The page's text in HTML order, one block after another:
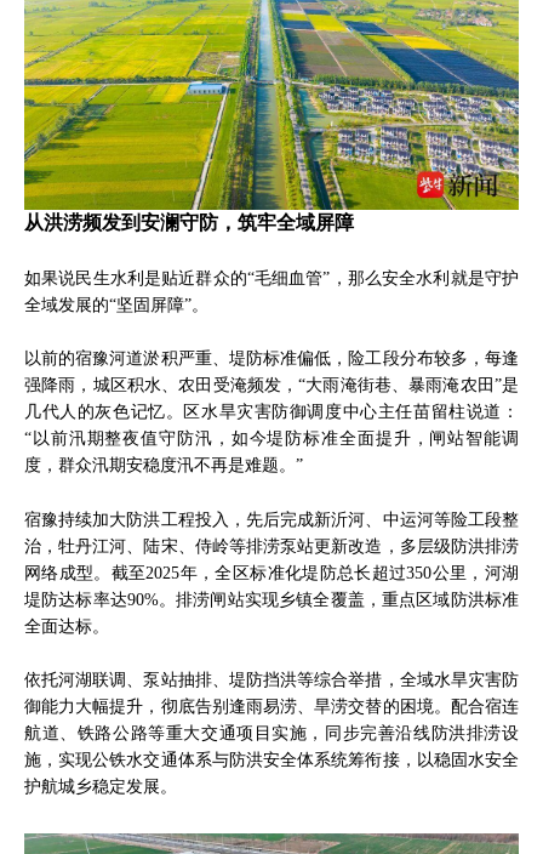
从洪涝频发到安澜守防，筑牢全域屏障
如果说民生水利是贴近群众的“毛细血管”，那么安全水利就是守护
全域发展的“坚固屏障”。
以前的宿豫河道淤积严重、堤防标准偏低，险工段分布较多，每逢
强降雨，城区积水、农田受淹频发，“大雨淹街巷、暴雨淹农田”是
几代人的灰色记忆。区水旱灾害防御调度中心主任苗留柱说道：
“以前汛期整夜值守防汛，如今堤防标准全面提升，闸站智能调
度，群众汛期安稳度汛不再是难题。”
宿豫持续加大防洪工程投入，先后完成新沂河、中运河等险工段整
治，牡丹江河、陆宋、侍岭等排涝泵站更新改造，多层级防洪排涝
网络成型。截至2025年，全区标准化堤防总长超过350公里，河湖
堤防达标率达90%。排涝闸站实现乡镇全覆盖，重点区域防洪标准
全面达标。
依托河湖联调、泵站抽排、堤防挡洪等综合举措，全域水旱灾害防
御能力大幅提升，彻底告别逢雨易涝、旱涝交替的困境。配合宿连
航道、铁路公路等重大交通项目实施，同步完善沿线防洪排涝设
施，实现公铁水交通体系与防洪安全体系统筹衔接，以稳固水安全
护航城乡稳定发展。